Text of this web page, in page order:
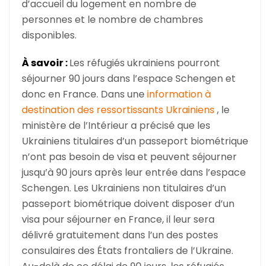
d’accueil du logement en nombre de
personnes et le nombre de chambres
disponibles.
À savoir :Les réfugiés ukrainiens pourront
séjourner 90 jours dans l’espace Schengen et
donc en France. Dans une information à
destination des ressortissants Ukrainiens, le
ministère de l’Intérieur a précisé que les
Ukrainiens titulaires d’un passeport biométrique
n’ont pas besoin de visa et peuvent séjourner
jusqu’à 90 jours après leur entrée dans l’espace
Schengen. Les Ukrainiens non titulaires d’un
passeport biométrique doivent disposer d’un
visa pour séjourner en France, il leur sera
délivré gratuitement dans l’un des postes
consulaires des États frontaliers de l’Ukraine.